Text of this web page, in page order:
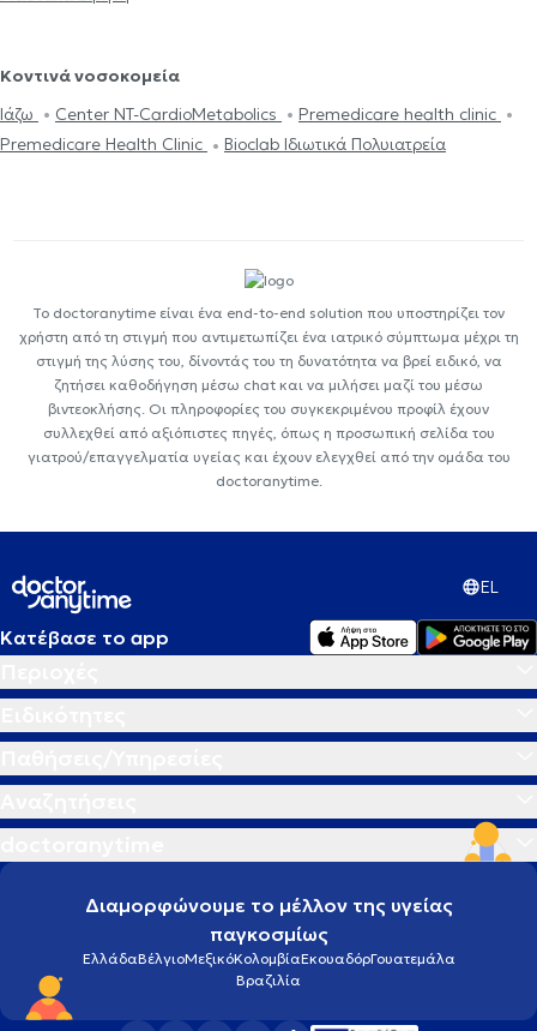
Κοντινά νοσοκομεία
Ιάζω
Center NT-CardioMetabolics
Premedicare health clinic
Premedicare Health Clinic
Bioclab Ιδιωτικά Πολυιατρεία
Το doctoranytime είναι ένα end-to-end solution που υποστηρίζει τον
χρήστη από τη στιγμή που αντιμετωπίζει ένα ιατρικό σύμπτωμα μέχρι τη
στιγμή της λύσης του, δίνοντάς του τη δυνατότητα να βρεί ειδικό, να
ζητήσει καθοδήγηση μέσω chat και να μιλήσει μαζί του μέσω
βιντεοκλήσης. Οι πληροφορίες του συγκεκριμένου προφίλ έχουν
συλλεχθεί από αξιόπιστες πηγές, όπως η προσωπική σελίδα του
γιατρού/επαγγελματία υγείας και έχουν ελεγχθεί από την ομάδα του
doctoranytime.
EL
Κατέβασε το app
Διαμορφώνουμε το μέλλον της υγείας
παγκοσμίως
ΕλλάδαΒέλγιοΜεξικόΚολομβίαΕκουαδόρΓουατεμάλα
Βραζιλία